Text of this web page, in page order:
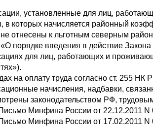
установленные для лиц,
в которых начисляется районный
отнесены к льготным северным
порядке введения в действие
для лиц, работающих и
на оплату труда согласно ст. 255
начисления, надбавки,
законодательством РФ,
Минфина России от 22.12.2011 N
Минфина России от 17.02.2011 N